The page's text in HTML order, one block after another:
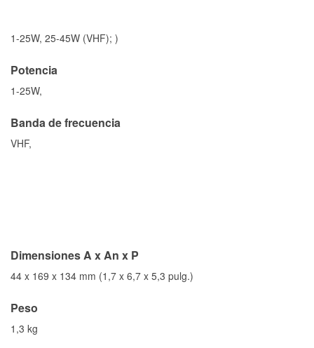
1-25W, 25-45W (VHF); )
Potencia
1-25W,
Banda de frecuencia
VHF,
Dimensiones A x An x P
44 x 169 x 134 mm (1,7 x 6,7 x 5,3 pulg.)
Peso
1,3 kg